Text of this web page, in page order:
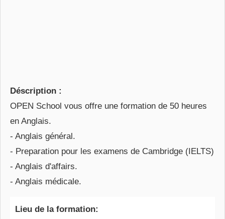
Déscription :
OPEN School vous offre une formation de 50 heures
en Anglais.
- Anglais général.
- Preparation pour les examens de Cambridge (IELTS)
- Anglais d'affairs.
- Anglais médicale.
Lieu de la formation: